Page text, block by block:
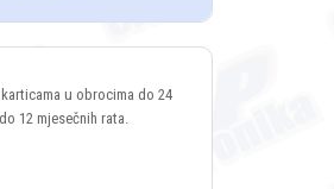
u obrocima do 24
do 12 mjesečnih rata.